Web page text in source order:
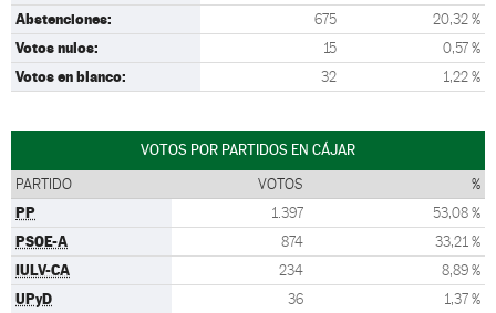
Abstenciones: 675 20,32 %
Votos nulos: 15 0,57 %
Votos en blanco: 32 1,22 %
VOTOS POR PARTIDOS EN CÁJAR
PARTIDO VOTOS %
PP 1.397 53,08 %
PSOE-A 874 33,21 %
IULV-CA 234 8,89 %
UPyD 36 1,37 %